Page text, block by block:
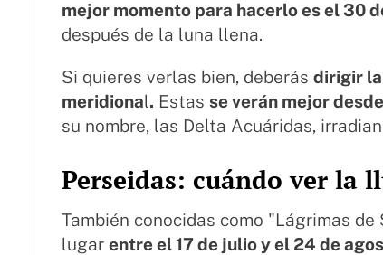
mejor momento para hacerlo es el 30
después de la luna llena.
Si quieres verlas bien, deberásdirigir
meridional. Estasse verán mejor
su nombre, las Delta Acuáridas,
Perseidas: cuándo ver la
También conocidas como "Lágrimas
lugarentre el 17 de julio y el 24 de